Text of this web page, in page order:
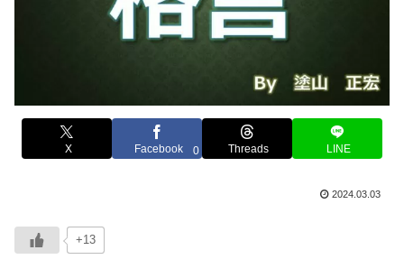
X Facebook 0 Threads LINE
2024.03.03
+13